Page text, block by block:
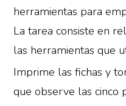
herramientas para
La tarea consiste en
las herramientas que
Imprime las fichas y
que observe las cinco